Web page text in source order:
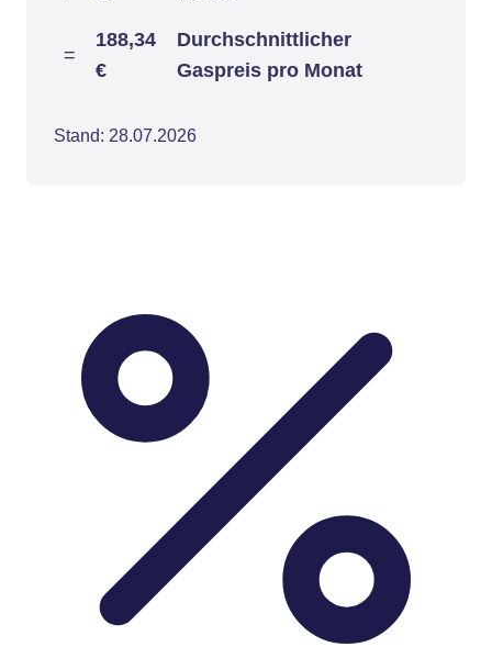
=
188,34
€
Durchschnittlicher
Gaspreis pro Monat
Stand: 28.07.2026